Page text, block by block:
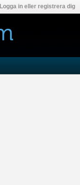
Logga in eller registrera dig